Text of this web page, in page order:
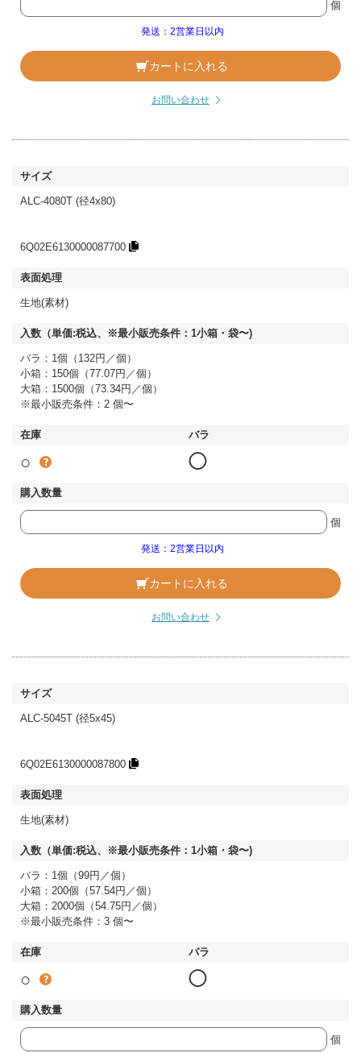
個
発送：2営業日以内
カートに入れる
お問い合わせ
ALC-4080T (径4x80)
6Q02E6130000087700
生地(素材)
バラ：1個（132円／個）
小箱：150個（77.07円／個）
大箱：1500個（73.34円／個）
※最小販売条件：2 個〜
○ ◯
個
発送：2営業日以内
カートに入れる
お問い合わせ
ALC-5045T (径5x45)
6Q02E6130000087800
生地(素材)
バラ：1個（99円／個）
小箱：200個（57.54円／個）
大箱：2000個（54.75円／個）
※最小販売条件：3 個〜
○ ◯
個